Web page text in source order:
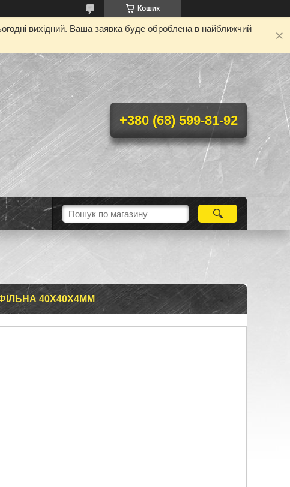
Кошик
вихідний. Ваша заявка буде оброблена в найближчий
+380 (68) 599-81-92
40Х40Х4ММ